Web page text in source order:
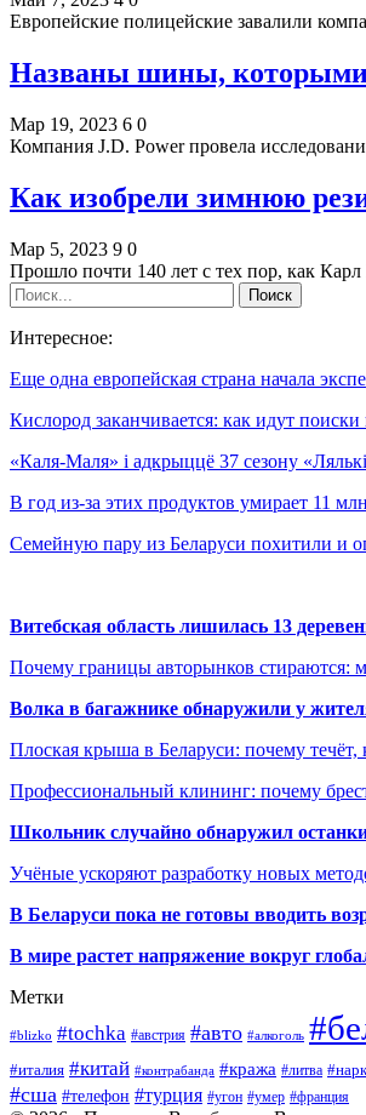
Европейские полицейские завалили
Названы шины, которыми
Мар 19, 2023 6 0
Компания J.D. Power провела
Как изобрели зимнюю
Мар 5, 2023 9 0
Прошло почти 140 лет с тех пор, как
Интересное:
Еще одна европейская страна начала
Кислород заканчивается: как идут
«Каля-Маля» і адкрыццё 37 сезону
В год из-за этих продуктов умирает 11
Семейную пару из Беларуси похитили и
Витебская область лишилась 13
Почему границы авторынков стираются:
Волка в багажнике обнаружили у
Плоская крыша в Беларуси: почему
Профессиональный клининг: почему
Школьник случайно обнаружил
Учёные ускоряют разработку новых
В Беларуси пока не готовы вводить
В мире растет напряжение вокруг
Метки
#blizko #tochka #австрия #авто #алкоголь
#италия #китай #контрабанда #кража #литва
#сша #телефон #турция #угон #умер #франция